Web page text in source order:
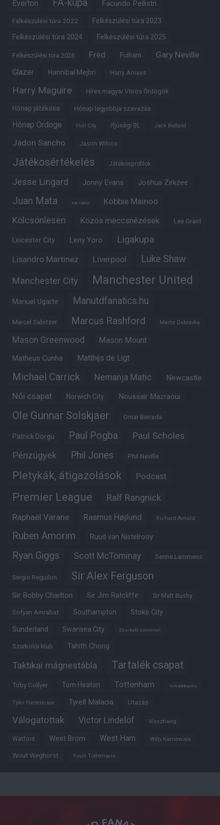
Everton FA-kupa Facundo Pellistri
Felkészülési túra 2022 Felkészülési túra 2023
Felkészülési túra 2024 Felkészülési túra 2025
Felkészülési túra 2026 Fred Fulham Gary Neville
Glazer Hannibal Mejbri Harry Amass
Harry Maguire Híres magyar Vörös Ördögök
Hónap játékosa Hónap legjobbja szavazás
Hónap Ördöge Hull City Ifjúsági BL Jack Butland
Jadon Sancho Jason Wilcox
Játékosértékelés Játékosprofilok
Jesse Lingard Jonny Evans Joshua Zirkzee
Juan Mata Karl Darlow Kobbie Mainoo
Kölcsönlesen Közös meccsnézések Lee Grant
Leicester City Leny Yoro Ligakupa
Lisandro Martinez Liverpool Luke Shaw
Manchester City Manchester United
Manuel Ugarte Manutdfanatics.hu
Marcel Sabitzer Marcus Rashford Martin Dubravka
Mason Greenwood Mason Mount
Matheus Cunha Matthijs de Ligt
Michael Carrick Nemanja Matic Newcastle
Női csapat Norwich City Noussair Mazraoui
Ole Gunnar Solskjaer Omar Berrada
Patrick Dorgu Paul Pogba Paul Scholes
Pénzügyek Phil Jones Phil Neville
Pletykák, átigazolások Podcast
Premier League Ralf Rangnick
Raphaël Varane Rasmus Højlund Richard Arnold
Ruben Amorim Ruud van Nistelrooy
Ryan Giggs Scott McTominay Senne Lammens
Sergio Reguilon Sir Alex Ferguson
Sir Bobby Charlton Sir Jim Ratcliffe Sir Matt Busby
Sofyan Amrabat Southampton Stoke City
Sunderland Swansea City Szurkoló szemmel
Szurkolói klub Tahith Chong
Taktikai mágnestábla Tartalék csapat
Toby Collyer Tom Heaton Tottenham Trófeabibliográfia
Tyler Fredericson Tyrell Malacia Utazás
Válogatottak Victor Lindelöf Visszhang
Watford West Brom West Ham Willy Kambwala
Wout Weghorst Youri Tielemans